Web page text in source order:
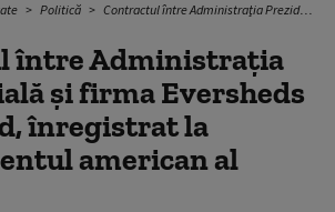
Politică Contractul între Administraţia Prezidenţială şi firma Eversheds Sutherland, înregistrat la Departamentul american al Justiţiei
între Administraţia
şi firma Eversheds
înregistrat la
american al